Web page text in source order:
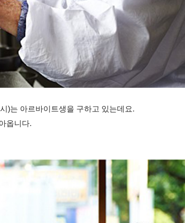
)는 아르바이트생을 구하고 있는데요.
옵니다.